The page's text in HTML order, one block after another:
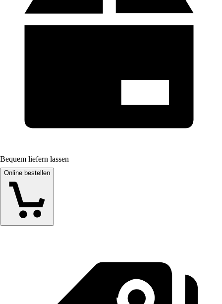
Bequem liefern lassen
Online bestellen